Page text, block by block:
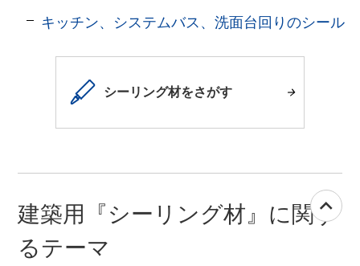
キッチン、システムバス、洗面台回りのシール
シーリング材をさがす
建築用『シーリング材』に関す
るテーマ